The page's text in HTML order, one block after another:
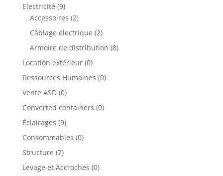
Electricité 99
produits
Accessoires 22
produits
Câblage électrique 22
produits
Armoire de distribution 88
Location extérieur 00
produit
Ressources Humaines 00
Vente ASD 00
produit
Converted containers 00
Éclairages 99
produits
Consommables 00
Structure 77
produits
Levage et Accroches 00